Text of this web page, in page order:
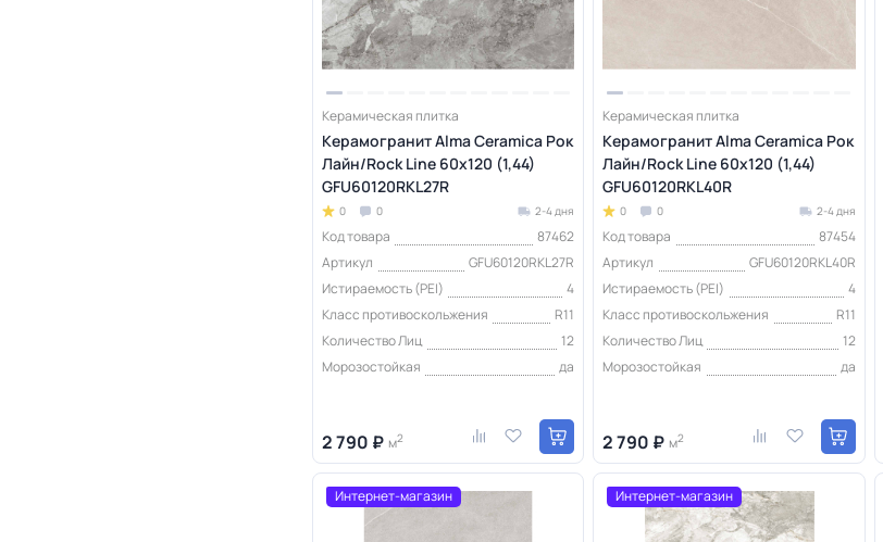
Керамическая плитка
Керамогранит Alma Ceramica Рок
Лайн/Rock Line 60х120 (1,44)
GFU60120RKL27R
0 0 2-4 дня
Код товара
87462
Артикул
GFU60120RKL27R
Истираемость (PEI)
4
Класс противоскольжения
R11
Количество Лиц
12
Морозостойкая
да
2 790 ₽ м2
Керамическая плитка
Керамогранит Alma Ceramica Рок
Лайн/Rock Line 60х120 (1,44)
GFU60120RKL40R
0 0 2-4 дня
Код товара
87454
Артикул
GFU60120RKL40R
Истираемость (PEI)
4
Класс противоскольжения
R11
Количество Лиц
12
Морозостойкая
да
2 790 ₽ м2
Интернет-магазин Интернет-магазин